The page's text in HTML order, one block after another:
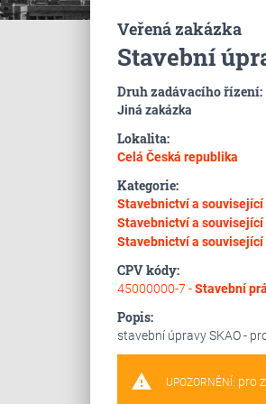
Veřená zakázka
Stavební
Druh zadávacího řízení:
Jiná zakázka
Lokalita:
Celá Česká republika
Kategorie:
Stavebnictví a související
Stavebnictví a související
Stavebnictví a související
CPV kódy:
45000000-7 -Stavební
Popis:
stavební úpravy SKAO -
warning UPOZORNĚNÍ: pro